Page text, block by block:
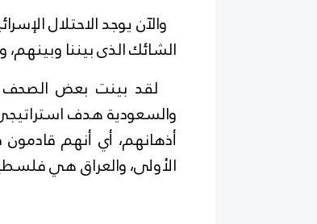
الشائك الذى بيننا
لقد بينت بعض الصحف
والسعودية هدف
أذهانهم، أي أنهم
الأولى، والعراق هي